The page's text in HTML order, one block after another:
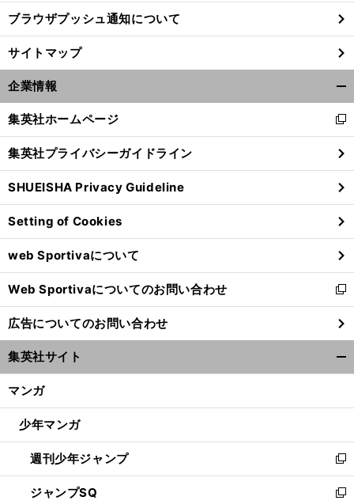
ブラウザプッシュ通知について
サイトマップ
企業情報
閉
る
集英社ホームページ
新
し
い
ウ
ィ
ン
ド
ウ
で
開
く
集英社プライバシーガイドライン
SHUEISHA Privacy Guideline
Setting of Cookies
web Sportivaについて
Web Sportivaについてのお問い合わせ
新
し
い
ウ
ィ
ン
ウ
開
く
広告についてのお問い合わせ
集英社サイト
マンガ
少年マンガ
週刊少年ジャンプ
新
し
い
ジャンプSQ
新